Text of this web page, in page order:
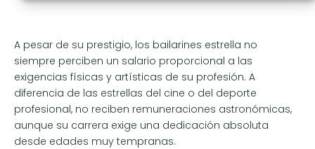
A pesar de su prestigio, los bailarines estrella no
siempre perciben un salario proporcional a las
exigencias físicas y artísticas de su profesión. A
diferencia de las estrellas del cine o del deporte
profesional, no reciben remuneraciones astronómicas,
aunque su carrera exige una dedicación absoluta
desde edades muy tempranas.